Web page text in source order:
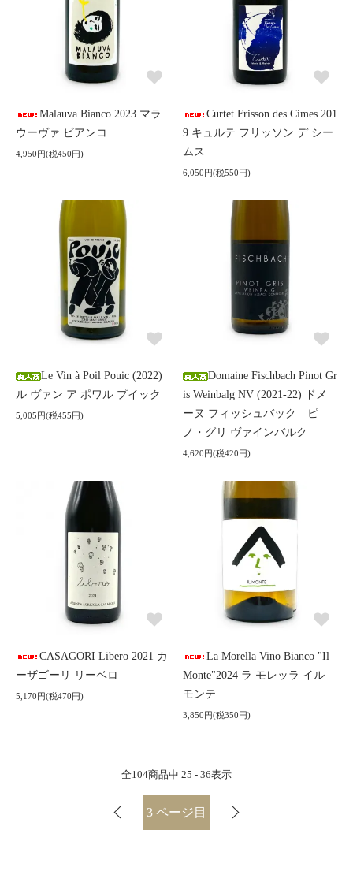
Malauva Bianco 2023 マラ
ウーヴァ ビアンコ
4,950円(税450円)
Curtet Frisson des Cimes 201
9 キュルテ フリッソン デ シー
ムス
6,050円(税550円)
Le Vin à Poil Pouic (2022)
ル ヴァン ア ポワル プイック
5,005円(税455円)
Domaine Fischbach Pinot Gr
is Weinbalg NV (2021-22) ドメ
ーヌ フィッシュバック ピ
ノ・グリ ヴァインバルク
4,620円(税420円)
CASAGORI Libero 2021 カ
ーザゴーリ リーベロ
5,170円(税470円)
La Morella Vino Bianco "Il
Monte"2024 ラ モレッラ イル
モンテ
3,850円(税350円)
全104商品中 25 - 36表示
3 ページ目